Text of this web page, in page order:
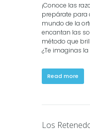
¡Conoce las
prepárate para
mundo de la
encantan las
método que
¿Te imaginas
Read more
Los